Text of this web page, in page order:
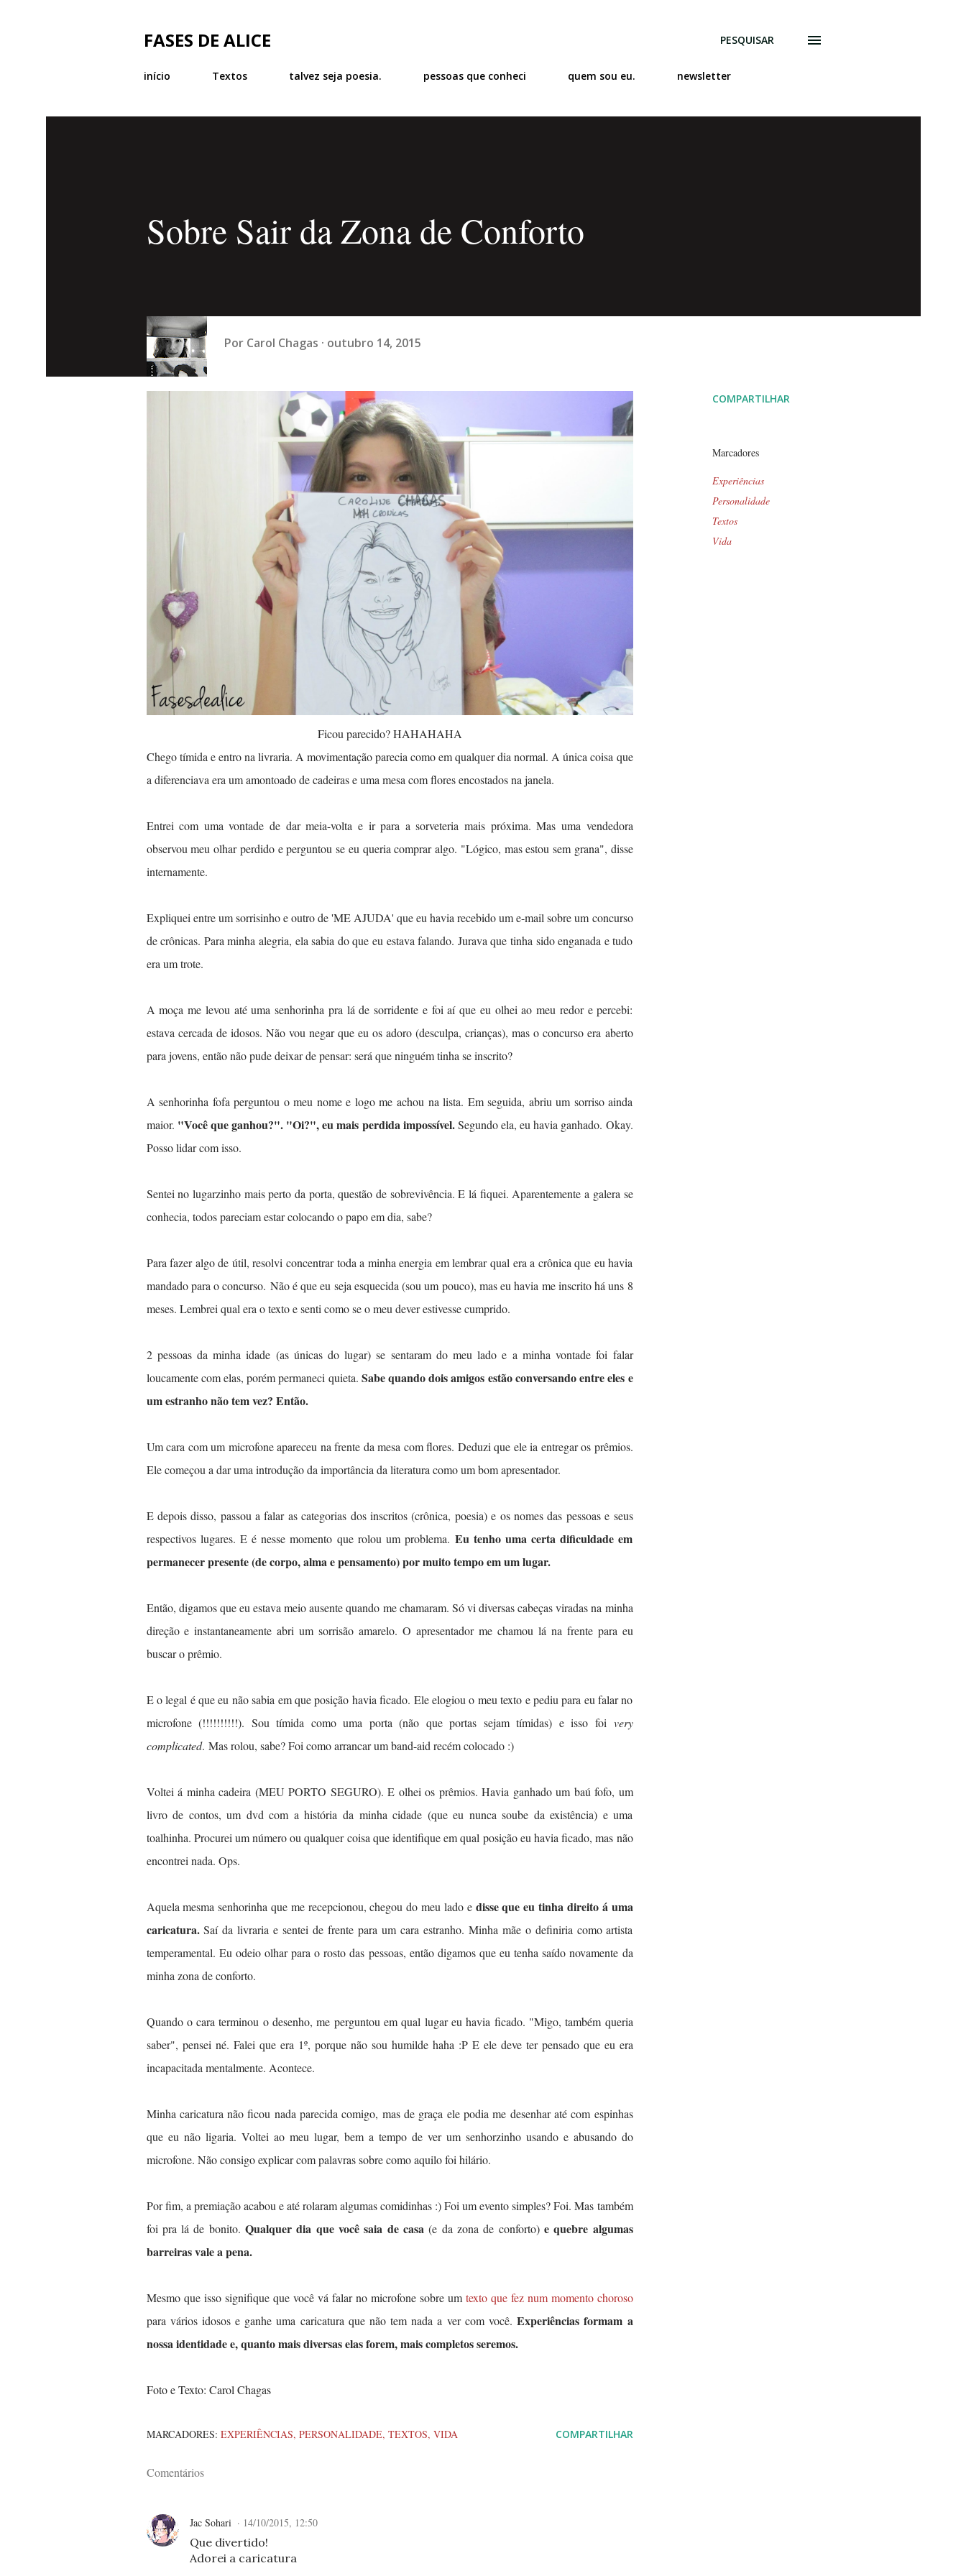
FASES DE ALICE PESQUISAR
início Textos talvez seja poesia. pessoas que conheci quem sou eu. newsletter
Sobre Sair da Zona de Conforto
Por Carol Chagas outubro 14, 2015
Ficou parecido? HAHAHAHA
Chego tímida e entro na livraria. A movimentação parecia como em qualquer dia normal. A única coisa que
a diferenciava era um amontoado de cadeiras e uma mesa com flores encostados na janela.
Entrei com uma vontade de dar meia-volta e ir para a sorveteria mais próxima. Mas uma vendedora
observou meu olhar perdido e perguntou se eu queria comprar algo. "Lógico, mas estou sem grana", disse
internamente.
Expliquei entre um sorrisinho e outro de 'ME AJUDA' que eu havia recebido um e-mail sobre um concurso
de crônicas. Para minha alegria, ela sabia do que eu estava falando. Jurava que tinha sido enganada e tudo
era um trote.
A moça me levou até uma senhorinha pra lá de sorridente e foi aí que eu olhei ao meu redor e percebi:
estava cercada de idosos. Não vou negar que eu os adoro (desculpa, crianças), mas o concurso era aberto
para jovens, então não pude deixar de pensar: será que ninguém tinha se inscrito?
A senhorinha fofa perguntou o meu nome e logo me achou na lista. Em seguida, abriu um sorriso ainda
maior. "Você que ganhou?". "Oi?", eu mais perdida impossível.Segundo ela, eu havia ganhado. Okay.
Posso lidar com isso.
Sentei no lugarzinho mais perto da porta, questão de sobrevivência. E lá fiquei. Aparentemente a galera se
conhecia, todos pareciam estar colocando o papo em dia, sabe?
Para fazer algo de útil, resolvi concentrar toda a minha energia em lembrar qual era a crônica que eu havia
mandado para o concurso. Não é que eu seja esquecida (sou um pouco), mas eu havia me inscrito há uns 8
meses. Lembrei qual era o texto e senti como se o meu dever estivesse cumprido.
2 pessoas da minha idade (as únicas do lugar) se sentaram do meu lado e a minha vontade foi falar
loucamente com elas, porém permaneci quieta. Sabe quando dois amigos estão conversando entre eles e
um estranho não tem vez? Então.
Um cara com um microfone apareceu na frente da mesa com flores. Deduzi que ele ia entregar os prêmios.
Ele começou a dar uma introdução da importância da literatura como um bom apresentador.
E depois disso, passou a falar as categorias dos inscritos (crônica, poesia) e os nomes das pessoas e seus
respectivos lugares. E é nesse momento que rolou um problema. Eu tenho uma certa dificuldade em
permanecer presente (de corpo, alma e pensamento) por muito tempo em um lugar.
Então, digamos que eu estava meio ausente quando me chamaram. Só vi diversas cabeças viradas na minha
direção e instantaneamente abri um sorrisão amarelo. O apresentador me chamou lá na frente para eu
buscar o prêmio.
E o legal é que eu não sabia em que posição havia ficado. Ele elogiou o meu texto e pediu para eu falar no
microfone (!!!!!!!!!!). Sou tímida como uma porta (não que portas sejam tímidas) e isso foi very
complicated. Mas rolou, sabe? Foi como arrancar um band-aid recém colocado :)
Voltei á minha cadeira (MEU PORTO SEGURO). E olhei os prêmios. Havia ganhado um baú fofo, um
livro de contos, um dvd com a história da minha cidade (que eu nunca soube da existência) e uma
toalhinha. Procurei um número ou qualquer coisa que identifique em qual posição eu havia ficado, mas não
encontrei nada. Ops.
Aquela mesma senhorinha que me recepcionou, chegou do meu lado e disse que eu tinha direito á uma
caricatura.Saí da livraria e sentei de frente para um cara estranho. Minha mãe o definiria como artista
temperamental. Eu odeio olhar para o rosto das pessoas, então digamos que eu tenha saído novamente da
minha zona de conforto.
Quando o cara terminou o desenho, me perguntou em qual lugar eu havia ficado. "Migo, também queria
saber", pensei né. Falei que era 1º, porque não sou humilde haha :P E ele deve ter pensado que eu era
incapacitada mentalmente. Acontece.
Minha caricatura não ficou nada parecida comigo, mas de graça ele podia me desenhar até com espinhas
que eu não ligaria. Voltei ao meu lugar, bem a tempo de ver um senhorzinho usando e abusando do
microfone. Não consigo explicar com palavras sobre como aquilo foi hilário.
Por fim, a premiação acabou e até rolaram algumas comidinhas :) Foi um evento simples? Foi. Mas também
foi pra lá de bonito.Qualquer dia que você saia de casa (e da zona de conforto) e quebre algumas
barreiras vale a pena.
Mesmo que isso signifique que você vá falar no microfone sobre um texto que fez num momento choroso
para vários idosos e ganhe uma caricatura que não tem nada a ver com você.Experiências formam a
nossa identidade e, quanto mais diversas elas forem, mais completos seremos.
Foto e Texto: Carol Chagas
COMPARTILHAR
Marcadores
Experiências
Personalidade
Textos
Vida
MARCADORES: EXPERIÊNCIAS PERSONALIDADE TEXTOS VIDA COMPARTILHAR
Comentários
Jac Sohari 14/10/2015, 12:50
Que divertido!
Adorei a caricatura